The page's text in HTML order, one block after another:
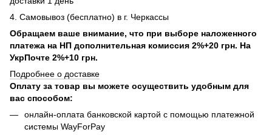
4. Самовывоз (бесплатно) в г. Черкассы
Обращаем ваше внимание, что при выборе наложенного
платежа на НП дополнительная комиссия 2%+20 грн. На
УкрПочте 2%+10 грн.
Подробнее о доставке
Оплату за товар вы можете осуществить удобным для
вас способом:
онлайн-оплата банковской картой с помощью платежной
системы WayForPay